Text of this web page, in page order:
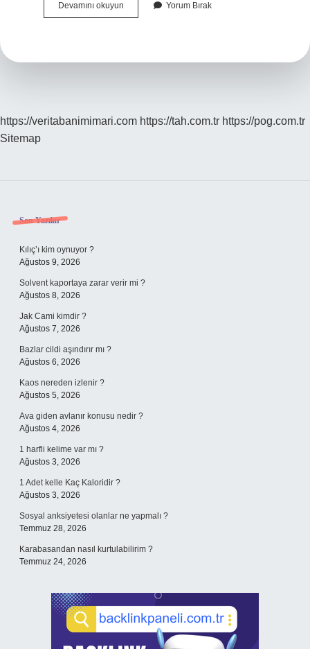
Devamını okuyun
Tarihinde
Yorum Bırak
https://veritabanimimari.com https://tah.com.tr https://pog.com.tr
Sitemap
Sidebar
Son Yazılar
Kılıç’ı kim oynuyor ?
Ağustos 9, 2026
Solvent kaportaya zarar verir mi ?
Ağustos 8, 2026
Jak Cami kimdir ?
Ağustos 7, 2026
Bazlar cildi aşındırır mı ?
Ağustos 6, 2026
Kaos nereden izlenir ?
Ağustos 5, 2026
Ava giden avlanır konusu nedir ?
Ağustos 4, 2026
1 harfli kelime var mı ?
Ağustos 3, 2026
1 Adet kelle Kaç Kaloridir ?
Ağustos 3, 2026
Sosyal anksiyetesi olanlar ne yapmalı ?
Temmuz 28, 2026
Karabasandan nasıl kurtulabilirim ?
Temmuz 24, 2026